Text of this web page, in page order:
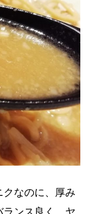
クなのに、厚み
ンス良く、ヤ